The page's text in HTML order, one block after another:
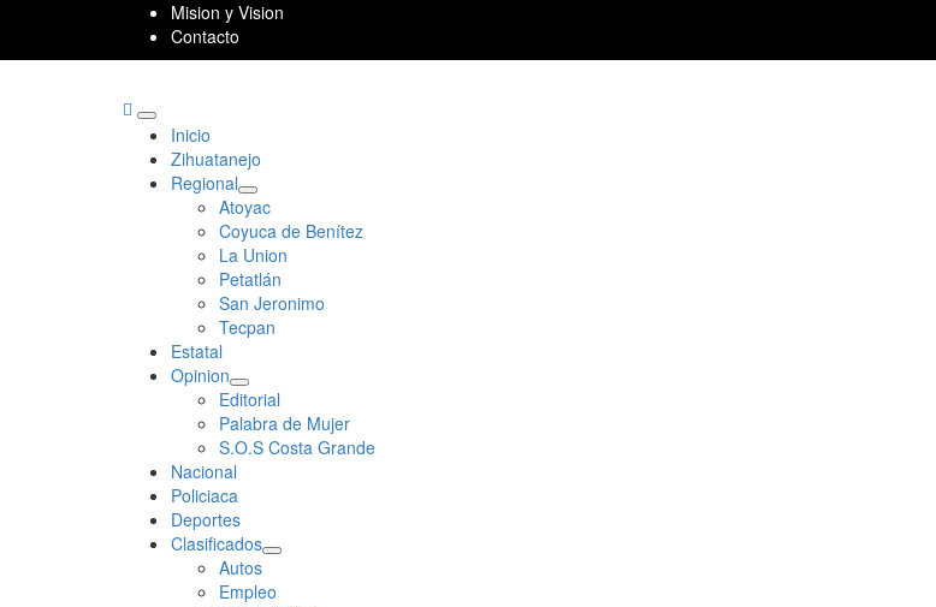
content
Mision y Vision
Contacto
Primary
Menu
Inicio
Zihuatanejo
Regional
Atoyac
Coyuca de Benítez
La Union
Petatlán
San Jeronimo
Tecpan
Estatal
Opinion
Editorial
Palabra de Mujer
S.O.S Costa Grande
Nacional
Policiaca
Deportes
Clasificados
Autos
Empleo